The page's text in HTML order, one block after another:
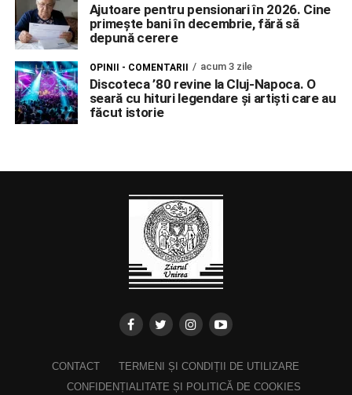
Ajutoare pentru pensionari în 2026. Cine
primește bani în decembrie, fără să
depună cerere
OPINII - COMENTARII acum 3 zile
Discoteca ’80 revine la Cluj-Napoca. O
seară cu hituri legendare și artiști care au
făcut istorie
CONTACT
TERMENI ȘI CONDIȚII DE UTILIZARE
CONFIDENȚIALITATE ȘI POLITICĂ DE COOKIES